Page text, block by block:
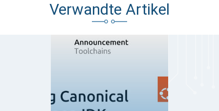
Verwandte Artikel